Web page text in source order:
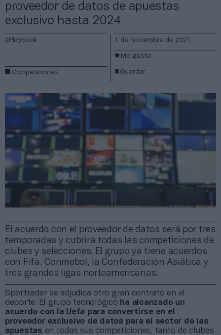
proveedor de datos de apuestas
exclusivo hasta 2024
El acuerdo con el proveedor de datos será por tres
temporadas y cubrirá todas las competiciones de
clubes y selecciones. El grupo ya tiene acuerdos
con Fifa, Conmebol, la Confederación Asiática y
tres grandes ligas norteamericanas.
2Playbook
Competiciones
1 de noviembre de 2021
Guardar
Me gusta
Sportradar se adjudica otro gran contrato en el
deporte. El grupo tecnológico ha alcanzado un
acuerdo con la Uefa para convertirse en el
proveedor exclusivo de datos para el sector de las
apuestas en todas sus competiciones, tanto de clubes